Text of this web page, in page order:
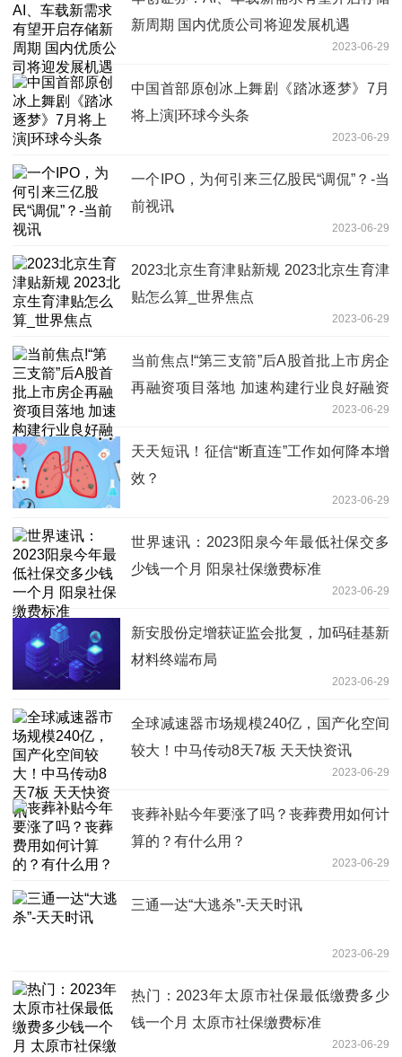
新周期 国内优质公司将迎发展机遇
2023-06-29
中国首部原创冰上舞剧《踏冰逐梦》7月
将上演|环球今头条
2023-06-29
一个IPO，为何引来三亿股民“调侃”？-当
前视讯
2023-06-29
2023北京生育津贴新规 2023北京生育津
贴怎么算_世界焦点
2023-06-29
当前焦点!“第三支箭”后A股首批上市房企
再融资项目落地 加速构建行业良好融资
2023-06-29
天天短讯！征信“断直连”工作如何降本增
效？
2023-06-29
世界速讯：2023阳泉今年最低社保交多
少钱一个月 阳泉社保缴费标准
2023-06-29
新安股份定增获证监会批复，加码硅基新
材料终端布局
2023-06-29
全球减速器市场规模240亿，国产化空间
较大！中马传动8天7板 天天快资讯
2023-06-29
丧葬补贴今年要涨了吗？丧葬费用如何计
算的？有什么用？
2023-06-29
三通一达“大逃杀”-天天时讯
2023-06-29
热门：2023年太原市社保最低缴费多少
钱一个月 太原市社保缴费标准
2023-06-29